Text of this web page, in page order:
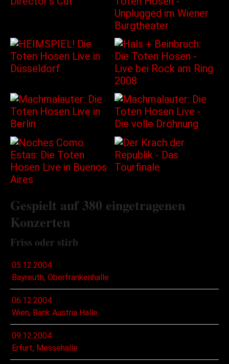
Gespielt auf 380 eingetragenen
Konzerten
Friss oder stirb
05.12.2004
Bayreuth, Oberfrankenhalle
06.12.2004
Wien, Bank Austria Halle
09.12.2004
Erfurt, Messehalle